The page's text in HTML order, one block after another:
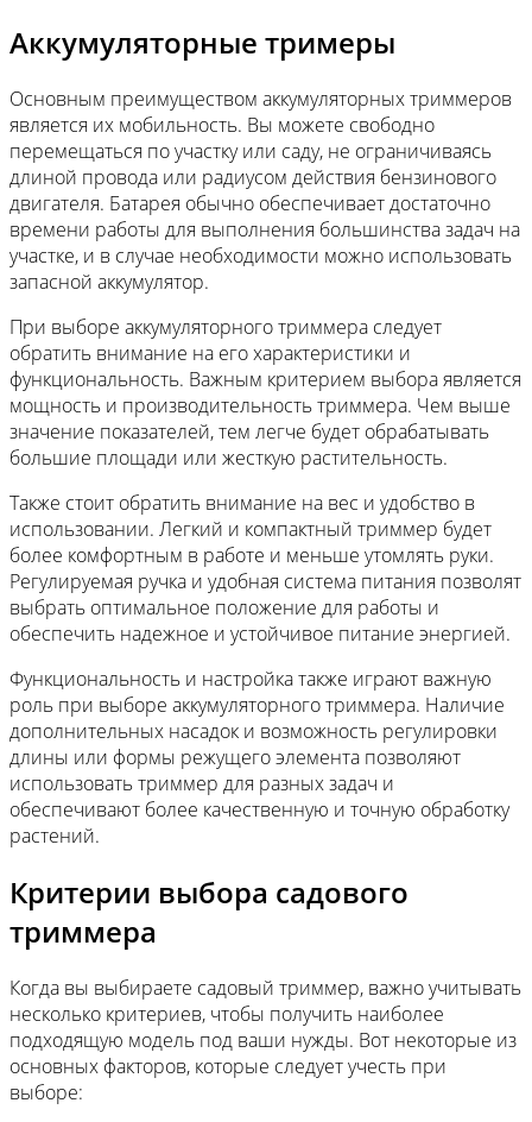
Аккумуляторные тримеры
Основным преимуществом аккумуляторных триммеров
является их мобильность. Вы можете свободно
перемещаться по участку или саду, не ограничиваясь
длиной провода или радиусом действия бензинового
двигателя. Батарея обычно обеспечивает достаточно
времени работы для выполнения большинства задач на
участке, и в случае необходимости можно использовать
запасной аккумулятор.
При выборе аккумуляторного триммера следует
обратить внимание на его характеристики и
функциональность. Важным критерием выбора является
мощность и производительность триммера. Чем выше
значение показателей, тем легче будет обрабатывать
большие площади или жесткую растительность.
Также стоит обратить внимание на вес и удобство в
использовании. Легкий и компактный триммер будет
более комфортным в работе и меньше утомлять руки.
Регулируемая ручка и удобная система питания позволят
выбрать оптимальное положение для работы и
обеспечить надежное и устойчивое питание энергией.
Функциональность и настройка также играют важную
роль при выборе аккумуляторного триммера. Наличие
дополнительных насадок и возможность регулировки
длины или формы режущего элемента позволяют
использовать триммер для разных задач и
обеспечивают более качественную и точную обработку
растений.
Критерии выбора садового
триммера
Когда вы выбираете садовый триммер, важно учитывать
несколько критериев, чтобы получить наиболее
подходящую модель под ваши нужды. Вот некоторые из
основных факторов, которые следует учесть при
выборе: